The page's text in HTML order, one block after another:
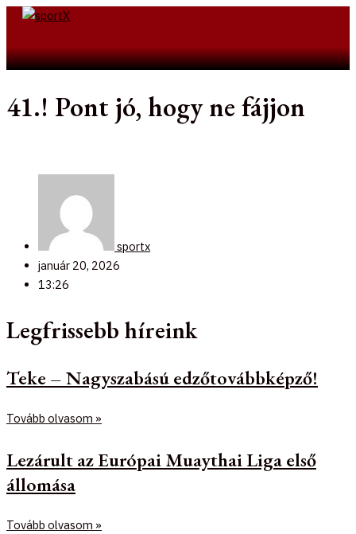
Skip
41.! Pont jó, hogy ne fájjon
sportx
január 20, 2026
13:26
Legfrissebb híreink
Teke – Nagyszabású edzőtovábbképző!
Tovább olvasom »
Lezárult az Európai Muaythai Liga első
állomása
Tovább olvasom »